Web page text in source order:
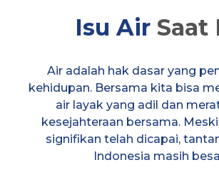
Isu Air Saat
Air adalah hak dasar yang
kehidupan. Bersama kita bisa
air layak yang adil dan
kesejahteraan bersama.
signifikan telah dicapai,
Indonesia masih